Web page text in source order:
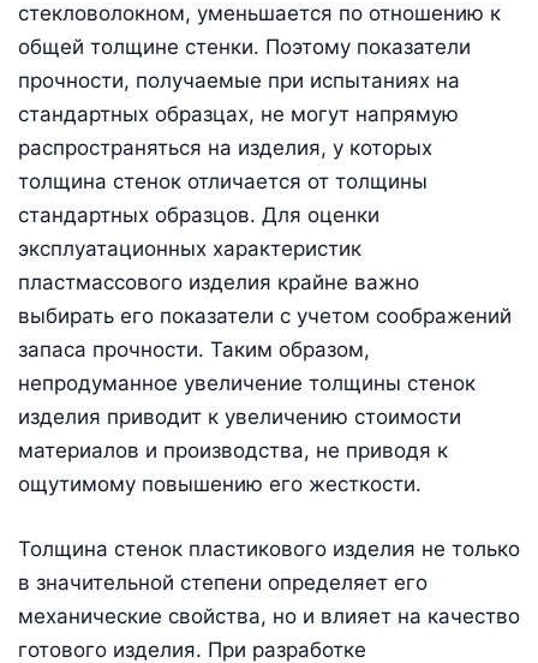
стекловолокном, уменьшается по отношению к
общей толщине стенки. Поэтому показатели
прочности, получаемые при испытаниях на
стандартных образцах, не могут напрямую
распространяться на изделия, у которых
толщина стенок отличается от толщины
стандартных образцов. Для оценки
эксплуатационных характеристик
пластмассового изделия крайне важно
выбирать его показатели с учетом соображений
запаса прочности. Таким образом,
непродуманное увеличение толщины стенок
изделия приводит к увеличению стоимости
материалов и производства, не приводя к
ощутимому повышению его жесткости.
Толщина стенок пластикового изделия не только
в значительной степени определяет его
механические свойства, но и влияет на качество
готового изделия. При разработке